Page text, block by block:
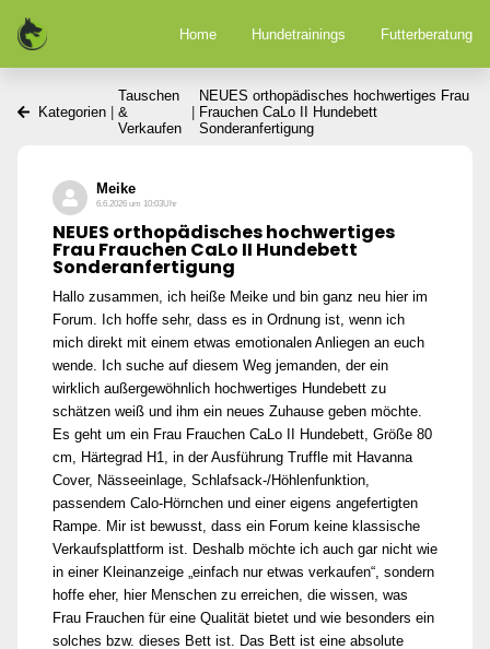
Home Hundetrainings Futterberatung
Kategorien
Tauschen
&
Verkaufen
NEUES orthopädisches hochwertiges Frau
Frauchen CaLo II Hundebett
Sonderanfertigung
Meike
6.6.2026 um 10:03Uhr
NEUES orthopädisches hochwertiges
Frau Frauchen CaLo II Hundebett
Sonderanfertigung
Hallo zusammen, ich heiße Meike und bin ganz neu hier im
Forum. Ich hoffe sehr, dass es in Ordnung ist, wenn ich
mich direkt mit einem etwas emotionalen Anliegen an euch
wende. Ich suche auf diesem Weg jemanden, der ein
wirklich außergewöhnlich hochwertiges Hundebett zu
schätzen weiß und ihm ein neues Zuhause geben möchte.
Es geht um ein Frau Frauchen CaLo II Hundebett, Größe 80
cm, Härtegrad H1, in der Ausführung Truffle mit Havanna
Cover, Nässeeinlage, Schlafsack-/Höhlenfunktion,
passendem Calo-Hörnchen und einer eigens angefertigten
Rampe. Mir ist bewusst, dass ein Forum keine klassische
Verkaufsplattform ist. Deshalb möchte ich auch gar nicht wie
in einer Kleinanzeige „einfach nur etwas verkaufen“, sondern
hoffe eher, hier Menschen zu erreichen, die wissen, was
Frau Frauchen für eine Qualität bietet und wie besonders ein
solches bzw. dieses Bett ist. Das Bett ist eine absolute